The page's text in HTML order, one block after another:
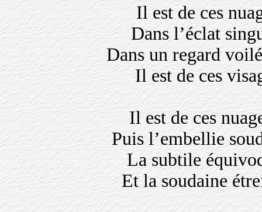
Il est de ces
Dans l’éclat
Dans un regard
Il est de ces
Il est de ces
Puis l’embellie
La subtile
Et la soudaine